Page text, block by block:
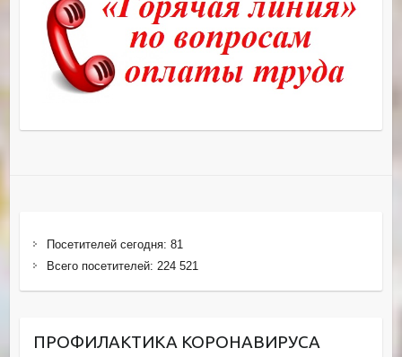
Посетителей сегодня: 81
Всего посетителей: 224 521
ПРОФИЛАКТИКА КОРОНАВИРУСА